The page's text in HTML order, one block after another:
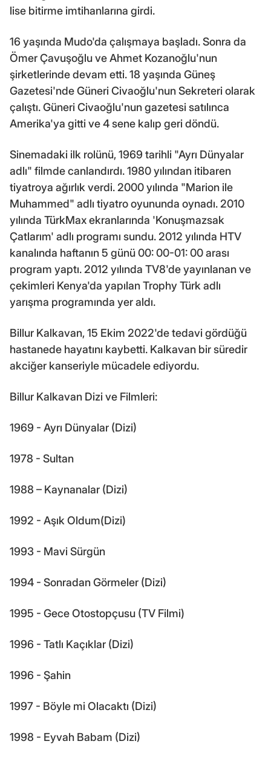
lise bitirme imtihanlarına girdi.
16 yaşında Mudo'da çalışmaya başladı. Sonra da
Ömer Çavuşoğlu ve Ahmet Kozanoğlu'nun
şirketlerinde devam etti. 18 yaşında Güneş
Gazetesi'nde Güneri Civaoğlu'nun Sekreteri olarak
çalıştı. Güneri Civaoğlu'nun gazetesi satılınca
Amerika'ya gitti ve 4 sene kalıp geri döndü.
Sinemadaki ilk rolünü, 1969 tarihli "Ayrı Dünyalar
adlı" filmde canlandırdı. 1980 yılından itibaren
tiyatroya ağırlık verdi. 2000 yılında "Marion ile
Muhammed" adlı tiyatro oyununda oynadı. 2010
yılında TürkMax ekranlarında 'Konuşmazsak
Çatlarım' adlı programı sundu. 2012 yılında HTV
kanalında haftanın 5 günü 00: 00-01: 00 arası
program yaptı. 2012 yılında TV8'de yayınlanan ve
çekimleri Kenya'da yapılan Trophy Türk adlı
yarışma programında yer aldı.
Billur Kalkavan, 15 Ekim 2022'de tedavi gördüğü
hastanede hayatını kaybetti. Kalkavan bir süredir
akciğer kanseriyle mücadele ediyordu.
Billur Kalkavan Dizi ve Filmleri:
1969 - Ayrı Dünyalar (Dizi)
1978 - Sultan
1988 – Kaynanalar (Dizi)
1992 - Aşık Oldum(Dizi)
1993 - Mavi Sürgün
1994 - Sonradan Görmeler (Dizi)
1995 - Gece Otostopçusu (TV Filmi)
1996 - Tatlı Kaçıklar (Dizi)
1996 - Şahin
1997 - Böyle mi Olacaktı (Dizi)
1998 - Eyvah Babam (Dizi)